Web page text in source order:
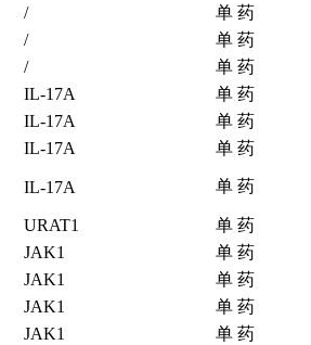
/
单 药
/
单 药
/
单 药
IL-17A
单 药
IL-17A
单 药
IL-17A 单 药
IL-17A 单 药
URAT1
单 药
JAK1
单 药
JAK1
单 药
JAK1
单 药
JAK1
单 药